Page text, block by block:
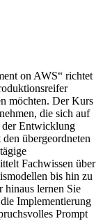
on AWS“ richtet
möchten. Der Kurs
die sich auf
der Entwicklung
übergeordneten
Fachwissen über
bis hin zu
hinaus lernen Sie
Implementierung
Prompt